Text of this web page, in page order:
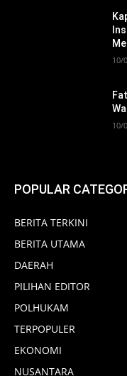
10/
10/
POPULAR
BERITA TERKINI
BERITA UTAMA
DAERAH
PILIHAN EDITOR
POLHUKAM
TERPOPULER
EKONOMI
NUSANTARA